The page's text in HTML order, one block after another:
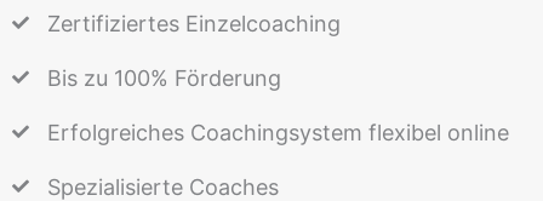
Zertifiziertes Einzelcoaching
Bis zu 100% Förderung
Erfolgreiches Coachingsystem flexibel online
Spezialisierte Coaches